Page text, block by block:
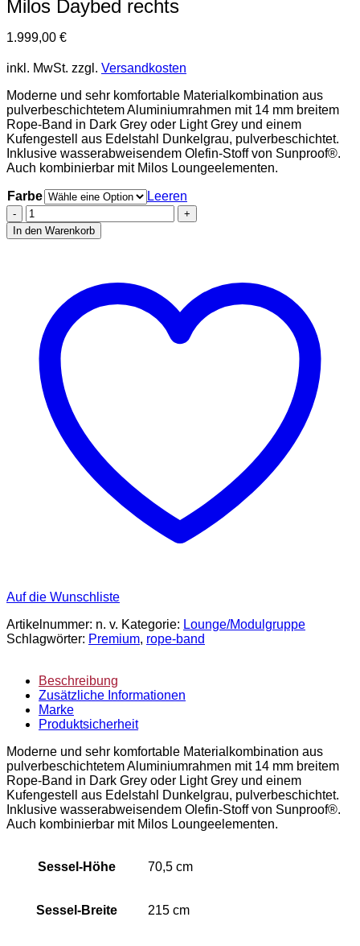
Milos Daybed rechts
1.999,00 €
inkl. MwSt. zzgl. Versandkosten
Moderne und sehr komfortable Materialkombination aus
pulverbeschichtetem Aluminiumrahmen mit 14 mm breitem
Rope-Band in Dark Grey oder Light Grey und einem
Kufengestell aus Edelstahl Dunkelgrau, pulverbeschichtet.
Inklusive wasserabweisendem Olefin-Stoff von Sunproof®.
Auch kombinierbar mit Milos Loungeelementen.
Farbe
Leeren
Milos
Daybed
rechts
In den Warenkorb
Auf die Wunschliste
Artikelnummer: n. v. Kategorie: Lounge/Modulgruppe
Schlagwörter: Premium, rope-band
Beschreibung
Zusätzliche Informationen
Marke
Produktsicherheit
Moderne und sehr komfortable Materialkombination aus
pulverbeschichtetem Aluminiumrahmen mit 14 mm breitem
Rope-Band in Dark Grey oder Light Grey und einem
Kufengestell aus Edelstahl Dunkelgrau, pulverbeschichtet.
Inklusive wasserabweisendem Olefin-Stoff von Sunproof®.
Auch kombinierbar mit Milos Loungeelementen.
Sessel-Höhe 70,5 cm
Sessel-Breite 215 cm